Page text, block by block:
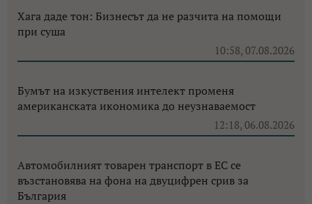
Хага даде тон: Бизнесът да не разчита на помощи
при суша
10:58, 07.08.2026
Бумът на изкуствения интелект променя
американската икономика до неузнаваемост
12:18, 06.08.2026
Автомобилният товарен транспорт в ЕС се
възстановява на фона на двуцифрен срив за
България